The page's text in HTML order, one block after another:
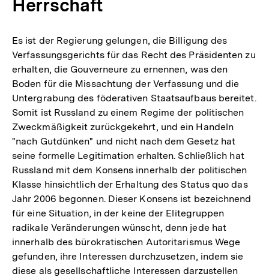
Herrschaft
Es ist der Regierung gelungen, die Billigung des
Verfassungsgerichts für das Recht des Präsidenten zu
erhalten, die Gouverneure zu ernennen, was den
Boden für die Missachtung der Verfassung und die
Untergrabung des föderativen Staatsaufbaus bereitet.
Somit ist Russland zu einem Regime der politischen
Zweckmäßigkeit zurückgekehrt, und ein Handeln
"nach Gutdünken" und nicht nach dem Gesetz hat
seine formelle Legitimation erhalten. Schließlich hat
Russland mit dem Konsens innerhalb der politischen
Klasse hinsichtlich der Erhaltung des Status quo das
Jahr 2006 begonnen. Dieser Konsens ist bezeichnend
für eine Situation, in der keine der Elitegruppen
radikale Veränderungen wünscht, denn jede hat
innerhalb des bürokratischen Autoritarismus Wege
gefunden, ihre Interessen durchzusetzen, indem sie
diese als gesellschaftliche Interessen darzustellen